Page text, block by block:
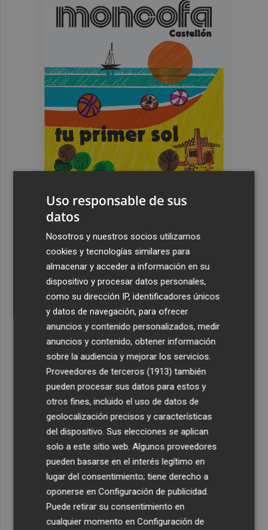
Últimas Noticias
Pepelu: "Hasta la expulsión hemos trabajado como
hemos entrenado"
Controlado el incendio en Sierra Engarcerán (Castellón)
La capacidad de los modelos de IA para burlar la
seguridad alarma a gobiernos y empresas
El eclipse solar dispara el turismo y las búsquedas de
alojamiento crecen hasta un 500%
El cubano Papillo triunfa en el certamen del Trovo
Pascual García-Mateos de La Unión
Uso responsable de sus
datos
Nosotros y nuestros socios utilizamos
cookies y tecnologías similares para
almacenar y acceder a información en su
dispositivo y procesar datos personales,
como su dirección IP, identificadores únicos
y datos de navegación, para ofrecer
anuncios y contenido personalizados, medir
anuncios y contenido, obtener información
sobre la audiencia y mejorar los servicios.
Proveedores de terceros (1913) también
pueden procesar sus datos para estos y
otros fines, incluido el uso de datos de
geolocalización precisos y características
del dispositivo. Sus elecciones se aplican
solo a este sitio web. Algunos proveedores
pueden basarse en el interés legítimo en
lugar del consentimiento; tiene derecho a
oponerse enConfiguración de publicidad
Puede retirar su consentimiento en
cualquier momento enConfiguración de